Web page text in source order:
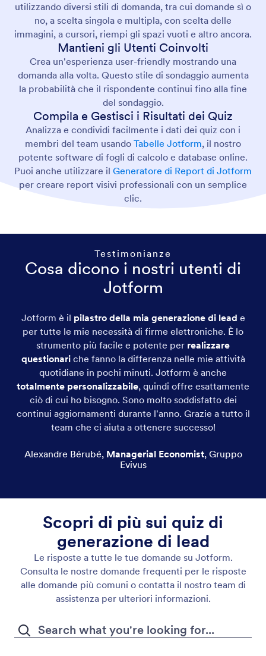
utilizzando diversi stili di domanda, tra cui domande sì o
no, a scelta singola e multipla, con scelta delle
immagini, a cursori, riempi gli spazi vuoti e altro ancora.
Mantieni gli Utenti Coinvolti
Crea un'esperienza user-friendly mostrando una
domanda alla volta. Questo stile di sondaggio aumenta
la probabilità che il rispondente continui fino alla fine
del sondaggio.
Compila e Gestisci i Risultati dei Quiz
Analizza e condividi facilmente i dati dei quiz con i
membri del team usando Tabelle Jotform, il nostro
potente software di fogli di calcolo e database online.
Puoi anche utilizzare il Generatore di Report di Jotform
per creare report visivi professionali con un semplice
clic.
Testimonianze
Cosa dicono i nostri utenti di
Jotform
Jotform è il pilastro della mia generazione di lead e
per tutte le mie necessità di firme elettroniche. È lo
strumento più facile e potente per realizzare
questionariche fanno la differenza nelle mie attività
quotidiane in pochi minuti. Jotform è anche
totalmente personalizzabile, quindi offre esattamente
ciò di cui ho bisogno. Sono molto soddisfatto dei
continui aggiornamenti durante l'anno. Grazie a tutto il
team che ci aiuta a ottenere successo!
Alexandre Bérubé, Managerial Economist, Gruppo
Evivus
Scopri di più sui quiz di
generazione di lead
Le risposte a tutte le tue domande su Jotform.
Consulta le nostre domande frequenti per le risposte
alle domande più comuni o contatta il nostro team di
assistenza per ulteriori informazioni.